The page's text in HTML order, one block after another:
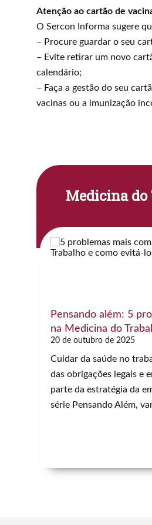
Atenção ao cartão de
O Sercon Informa sugere
– Procure guardar o seu
– Evite retirar um novo
calendário;
– Faça a gestão do seu
vacinas ou a imunização
Medicina do
Pensando além: 5
na Medicina do
20 de outubro de 2025
Cuidar da saúde no
das obrigações legais e
parte da estratégia da
série Pensando Além,